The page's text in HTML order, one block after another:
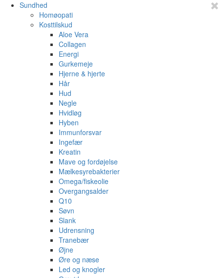
Sundhed
Homøopati
Kosttilskud
Aloe Vera
Collagen
Energi
Gurkemeje
Hjerne & hjerte
Hår
Hud
Negle
Hvidløg
Hyben
Immunforsvar
Ingefær
Kreatin
Mave og fordøjelse
Mælkesyrebakterier
Omega/fiskeolie
Overgangsalder
Q10
Søvn
Slank
Udrensning
Tranebær
Øjne
Øre og næse
Led og knogler